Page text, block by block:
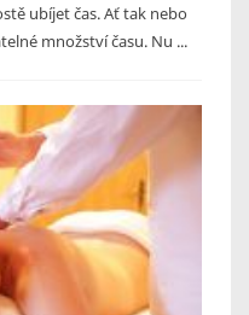
ubíjet čas. Ať tak nebo
množství času. Nu ...